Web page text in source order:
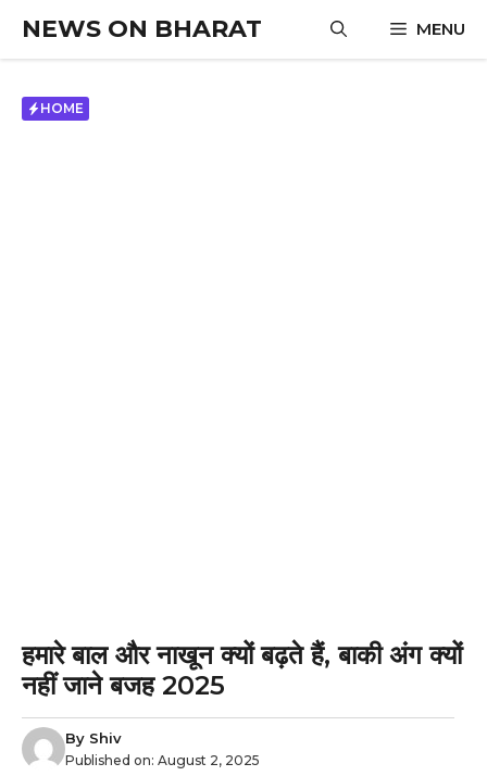
content
NEWS ON BHARAT MENU
HOME
हमारे बाल और नाखून क्यों बढ़ते हैं, बाकी अंग क्यों
नहीं जाने बजह 2025
By Shiv
Published on: August 2, 2025